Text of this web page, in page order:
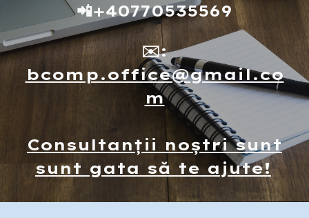
📲+40770535569
✉️:
bcomp.office@gmail.co
m
Consultanții noștri sunt
sunt gata să te ajute!